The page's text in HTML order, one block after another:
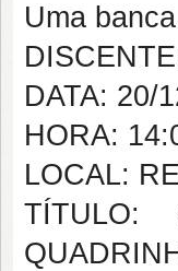
Uma
DATA: 20/
HORA:
LOCAL:
TÍTULO: